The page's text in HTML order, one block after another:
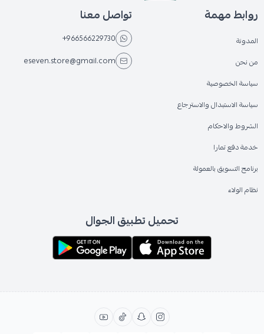
روابط مهمة
المدونة
من نحن
سياسة الخصوصية
سياسة الاستبدال والاسترجاع
الشروط والاحكام
خدمة دفع تمارا
برنامج التسويق بالعمولة
نظام الولاء
تواصل معنا
+966566229730
eseven.store@gmail.com
تحميل تطبيق الجوال